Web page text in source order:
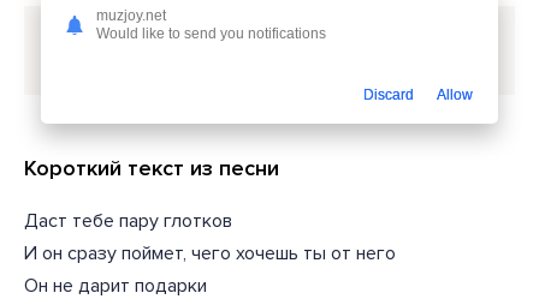
Скачать песнюMUJEVA - Если влюбилась пройдет
Короткий текст из песни
Даст тебе пару глотков
И он сразу поймет, чего хочешь ты от него
Он не дарит подарки
muzjoy.net
Would like to send you notifications
Discard Allow